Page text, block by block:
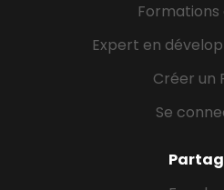
Formations
Expert en
Créer un
Se